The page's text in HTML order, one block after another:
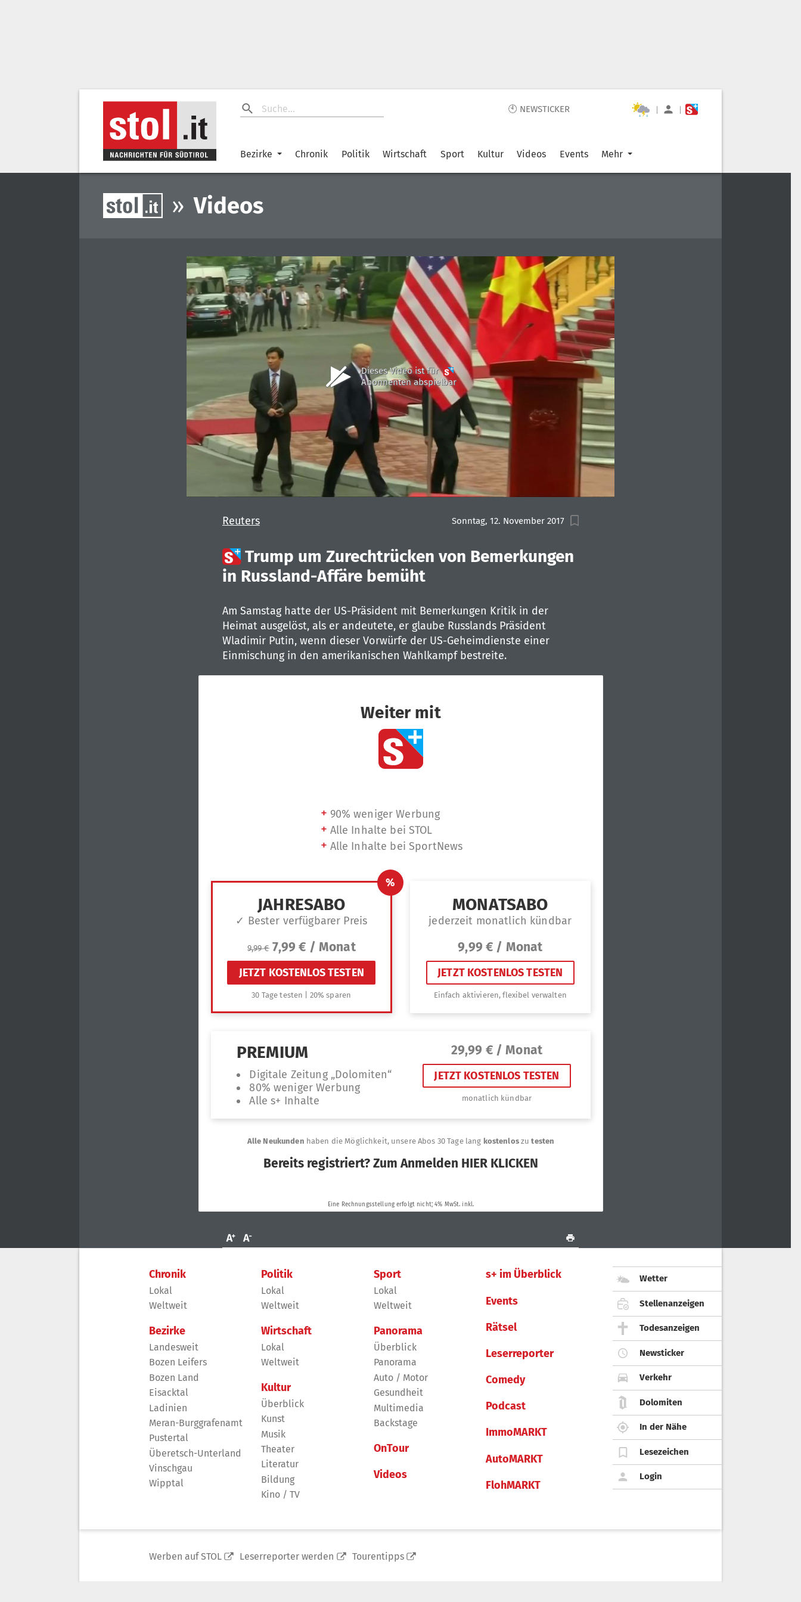
🕙 NEWSTICKER | |
Bezirke Chronik Politik Wirtschaft Sport Kultur Videos Events Mehr
» Videos
Dieses Video ist für
Abonnenten abspielbar
Reuters Sonntag, 12. November 2017
Trump um Zurechtrücken von Bemerkungen
in Russland-Affäre bemüht
Am Samstag hatte der US-Präsident mit Bemerkungen Kritik in der
Heimat ausgelöst, als er andeutete, er glaube Russlands Präsident
Wladimir Putin, wenn dieser Vorwürfe der US-Geheimdienste einer
Einmischung in den amerikanischen Wahlkampf bestreite.
Chronik
Lokal
Weltweit
Bezirke
Landesweit
Bozen Leifers
Bozen Land
Eisacktal
Ladinien
Meran-Burggrafenamt
Pustertal
Überetsch-Unterland
Vinschgau
Wipptal
Politik
Lokal
Weltweit
Wirtschaft
Lokal
Weltweit
Kultur
Überblick
Kunst
Musik
Theater
Literatur
Bildung
Kino / TV
Sport
Lokal
Weltweit
Panorama
Überblick
Panorama
Auto / Motor
Gesundheit
Multimedia
Backstage
OnTour
Videos
s+ im Überblick
Events
Rätsel
Leserreporter
Comedy
Podcast
ImmoMARKT
AutoMARKT
FlohMARKT
Wetter
Stellenanzeigen
Todesanzeigen
Newsticker
Verkehr
Dolomiten
In der Nähe
Lesezeichen
Login
Werben auf STOL Leserreporter werden Tourentipps